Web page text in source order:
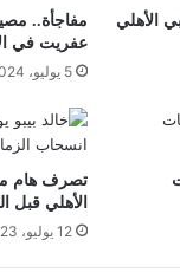
الأهلي
مفاجأة..
عفريت في
5 يوليو، 2024
تصرف هام
الأهلي قبل
12 يوليو، 2023